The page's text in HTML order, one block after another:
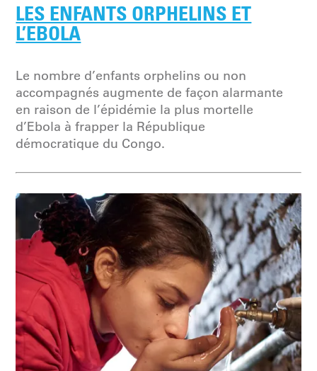
LES ENFANTS ORPHELINS ET
L’EBOLA
Le nombre d’enfants orphelins ou non
accompagnés augmente de façon alarmante
en raison de l’épidémie la plus mortelle
d’Ebola à frapper la République
démocratique du Congo.